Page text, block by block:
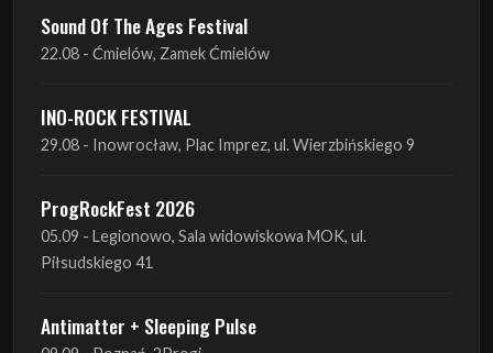
INO-ROCK FESTIVAL
29.08 - Inowrocław, Plac Imprez, ul. Wierzbińskiego 9
ProgRockFest 2026
Antimatter + Sleeping Pulse
09.09 - Poznań, 2Progi
Amelia Tokarska - Celtic Tales Quartet
10.09 - Rybnik, Teatr Ziemi Rybnickiej